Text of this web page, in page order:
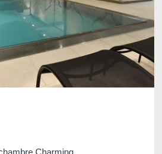
Charming
Louvain-la-Neuve, 4*